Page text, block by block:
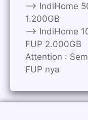
——> IndiHome
1.200GB
——> IndiHome
FUP 2.000GB
Attention :
FUP nya